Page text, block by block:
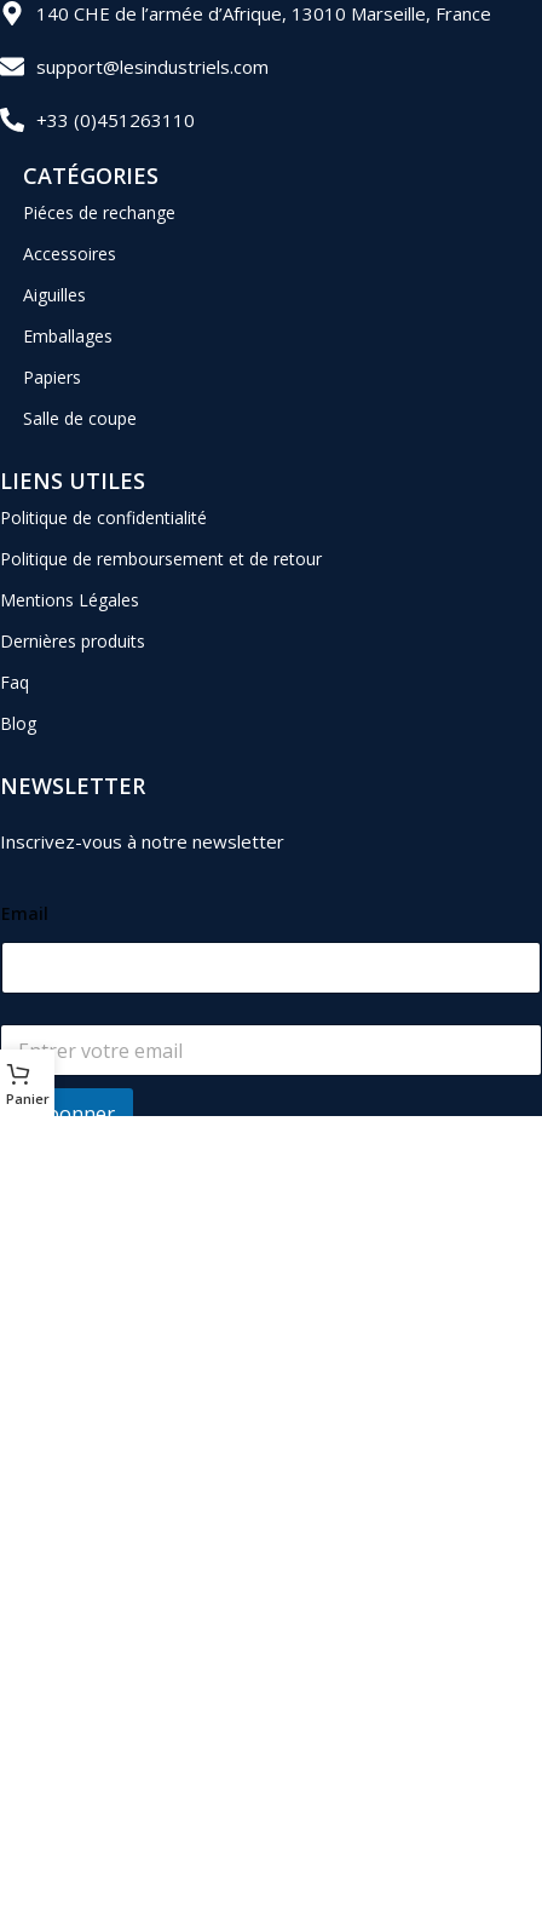
140 CHE de l’armée d’Afrique, 13010 Marseille, France
support@lesindustriels.com
+33 (0)451263110
CATÉGORIES
Piéces de rechange
Accessoires
Aiguilles
Emballages
Papiers
Salle de coupe
LIENS UTILES
Politique de confidentialité
Politique de remboursement et de retour
Mentions Légales
Dernières produits
Faq
Blog
NEWSLETTER
Inscrivez-vous à notre newsletter
Email
S'abonner
Panier